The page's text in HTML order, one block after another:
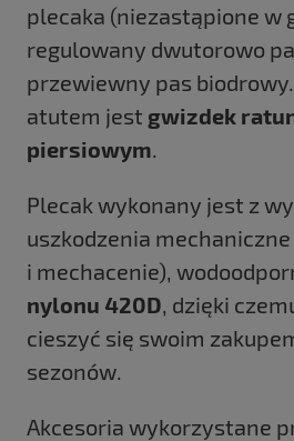
plecaka (niezastąpione w
regulowany dwutorowo
przewiewny pas
atutem jest gwizdek
piersiowym
Plecak wykonany jest z
uszkodzenia
i mechacenie),
nylonu 420D , dzięki
cieszyć się swoim
sezonów.
Akcesoria wykorzystane